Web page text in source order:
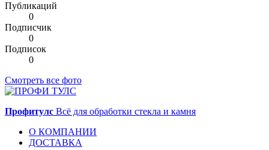
Публикаций
0
Подписчик
0
Подписок
0
Смотреть все фото
Профитулс Всё для обработки стекла и камня
О КОМПАНИИ
ДОСТАВКА